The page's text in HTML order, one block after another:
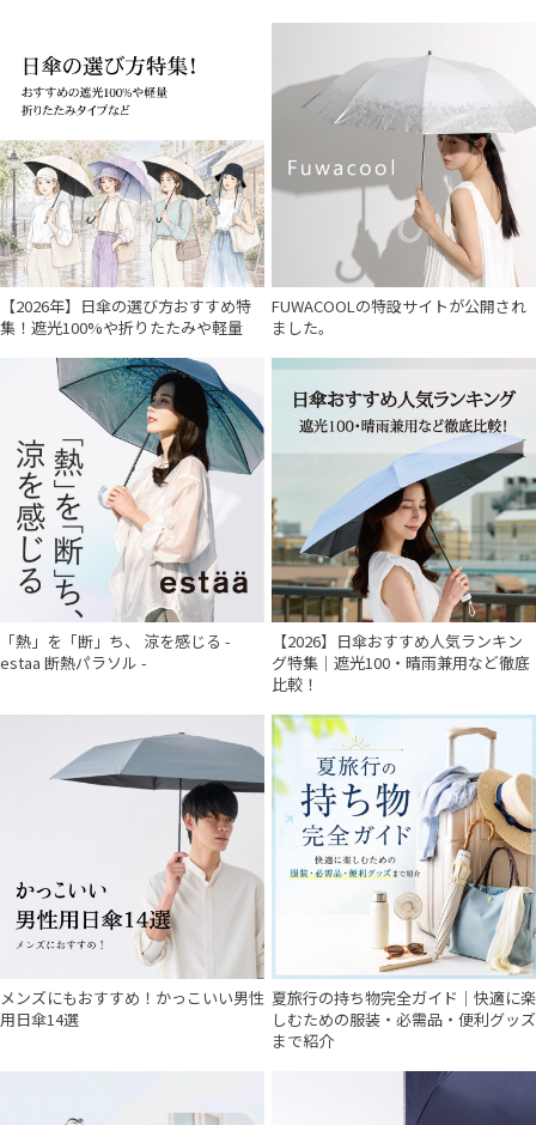
【2026年】日傘の選び方おすすめ特
集！遮光100%や折りたたみや軽量
FUWACOOLの特設サイトが公開され
ました。
「熱」を「断」ち、 涼を感じる -
estaa 断熱パラソル -
【2026】日傘おすすめ人気ランキン
グ特集｜遮光100・晴雨兼用など徹底
比較！
メンズにもおすすめ！かっこいい男性
用日傘14選
夏旅行の持ち物完全ガイド｜快適に楽
しむための服装・必需品・便利グッズ
まで紹介